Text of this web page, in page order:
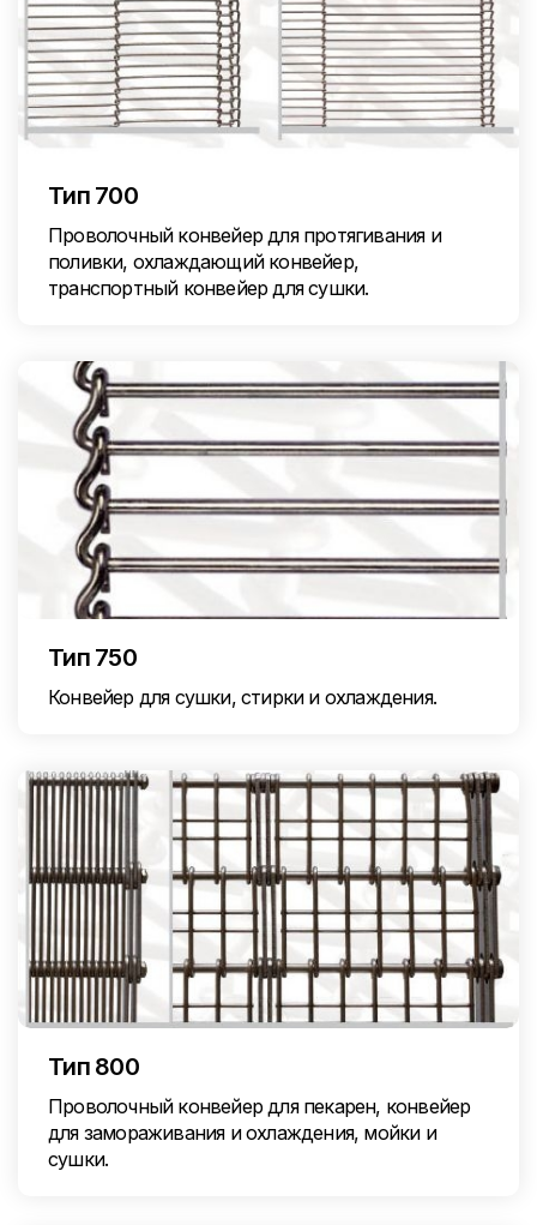
Тип 700
Проволочный конвейер для протягивания и
поливки, охлаждающий конвейер,
транспортный конвейер для сушки.
Тип 750
Конвейер для сушки, стирки и охлаждения.
Тип 800
Проволочный конвейер для пекарен, конвейер
для замораживания и охлаждения, мойки и
сушки.